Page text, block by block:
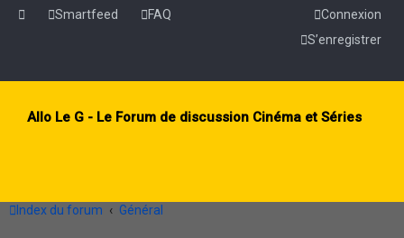
Smartfeed FAQ
Connexion
S’enregistrer
Allo Le G - Le Forum de discussion Cinéma et Séries
Index du forum Général